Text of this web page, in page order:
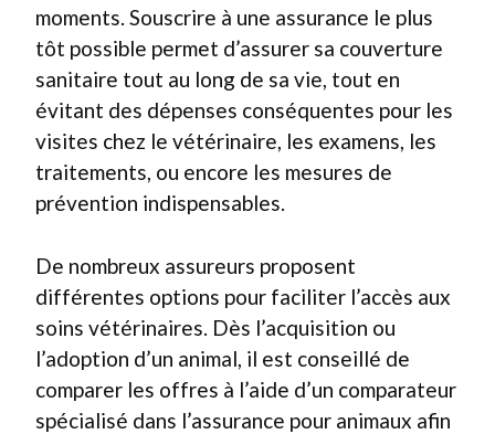
moments. Souscrire à une assurance le plus
tôt possible permet d’assurer sa couverture
sanitaire tout au long de sa vie, tout en
évitant des dépenses conséquentes pour les
visites chez le vétérinaire, les examens, les
traitements, ou encore les mesures de
prévention indispensables.
De nombreux assureurs proposent
différentes options pour faciliter l’accès aux
soins vétérinaires. Dès l’acquisition ou
l’adoption d’un animal, il est conseillé de
comparer les offres à l’aide d’un comparateur
spécialisé dans l’assurance pour animaux afin